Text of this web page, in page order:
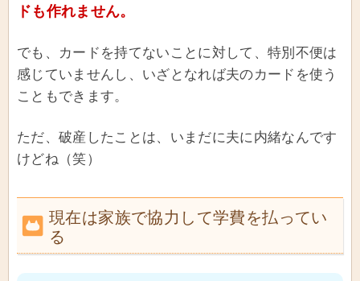
ドも作れません。
でも、カードを持てないことに対して、特別不便は
感じていませんし、いざとなれば夫のカードを使う
こともできます。
ただ、破産したことは、いまだに夫に内緒なんです
けどね（笑）
現在は家族で協力して学費を払ってい
る